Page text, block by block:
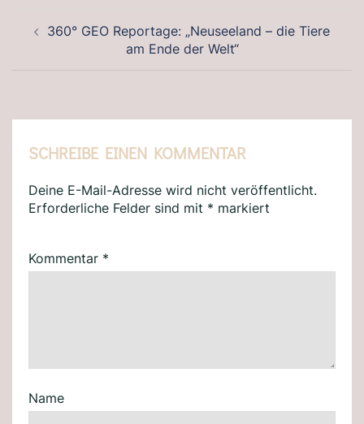
360° GEO Reportage: „Neuseeland – die Tiere
am Ende der Welt“
SCHREIBE EINEN KOMMENTAR
Deine E-Mail-Adresse wird nicht veröffentlicht.
Erforderliche Felder sind mit * markiert
Kommentar *
Name